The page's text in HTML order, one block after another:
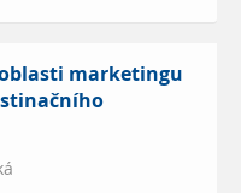
marketingu